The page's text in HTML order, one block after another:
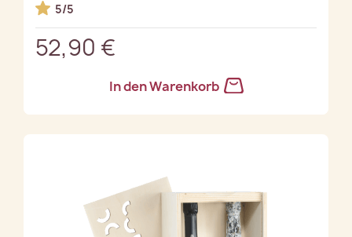
5/5
52,90 €
In den Warenkorb